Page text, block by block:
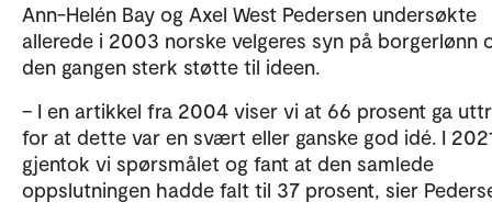
Ann-Helén Bay og Axel West Pedersen undersøkte
allerede i 2003 norske velgeres syn på borgerlønn
den gangen sterk støtte til ideen.
– I en artikkel fra 2004 viser vi at 66 prosent ga
for at dette var en svært eller ganske god idé. I
gjentok vi spørsmålet og fant at den samlede
oppslutningen hadde falt til 37 prosent, sier